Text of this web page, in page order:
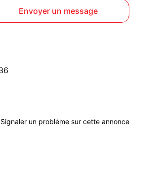
Envoyer un message
Signaler un problème sur cette annonce